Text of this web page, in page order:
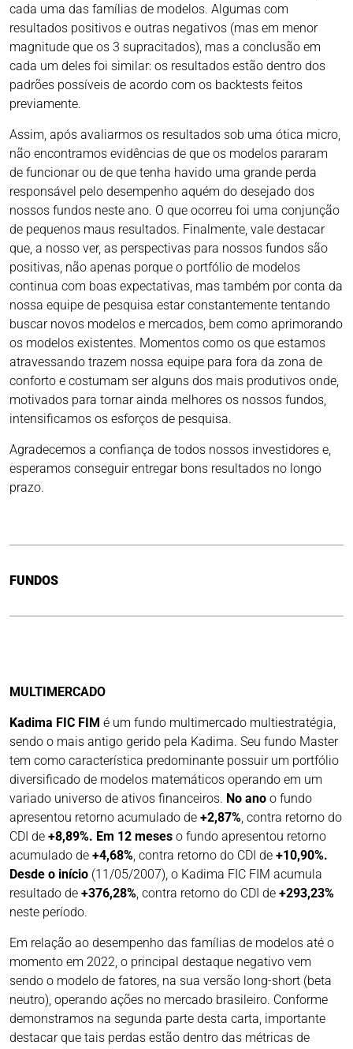
cada uma das famílias de modelos. Algumas com
resultados positivos e outras negativos (mas em menor
magnitude que os 3 supracitados), mas a conclusão em
cada um deles foi similar: os resultados estão dentro dos
padrões possíveis de acordo com os backtests feitos
previamente.
Assim, após avaliarmos os resultados sob uma ótica micro,
não encontramos evidências de que os modelos pararam
de funcionar ou de que tenha havido uma grande perda
responsável pelo desempenho aquém do desejado dos
nossos fundos neste ano. O que ocorreu foi uma conjunção
de pequenos maus resultados. Finalmente, vale destacar
que, a nosso ver, as perspectivas para nossos fundos são
positivas, não apenas porque o portfólio de modelos
continua com boas expectativas, mas também por conta da
nossa equipe de pesquisa estar constantemente tentando
buscar novos modelos e mercados, bem como aprimorando
os modelos existentes. Momentos como os que estamos
atravessando trazem nossa equipe para fora da zona de
conforto e costumam ser alguns dos mais produtivos onde,
motivados para tornar ainda melhores os nossos fundos,
intensificamos os esforços de pesquisa.
Agradecemos a confiança de todos nossos investidores e,
esperamos conseguir entregar bons resultados no longo
prazo.
FUNDOS
MULTIMERCADO
Kadima FIC FIM é um fundo multimercado multiestratégia,
sendo o mais antigo gerido pela Kadima. Seu fundo Master
tem como característica predominante possuir um portfólio
diversificado de modelos matemáticos operando em um
variado universo de ativos financeiros. No ano o fundo
apresentou retorno acumulado de +2,87%, contra retorno do
CDI de +8,89%. Em 12 meses o fundo apresentou retorno
acumulado de +4,68%, contra retorno do CDI de +10,90%.
Desde o início (11/05/2007), o Kadima FIC FIM acumula
resultado de +376,28%, contra retorno do CDI de +293,23%
neste período.
Em relação ao desempenho das famílias de modelos até o
momento em 2022, o principal destaque negativo vem
sendo o modelo de fatores, na sua versão long-short (beta
neutro), operando ações no mercado brasileiro. Conforme
demonstramos na segunda parte desta carta, importante
destacar que tais perdas estão dentro das métricas de